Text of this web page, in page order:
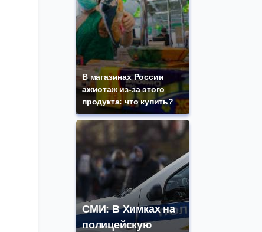
В магазинах России
ажиотаж из-за этого
продукта: что купить?
СМИ: В Химках на
полицейскую